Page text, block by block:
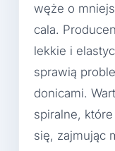
węże o
cala.
lekkie i
sprawią
donicami.
spiralne,
się, zajmując